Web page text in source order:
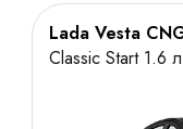
Lada Vesta
Classic Start 1.6